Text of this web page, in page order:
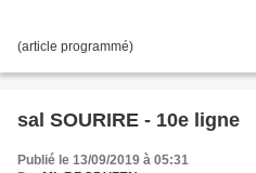
(article programmé)
sal SOURIRE - 10e ligne
Publié le 13/09/2019 à 05:31